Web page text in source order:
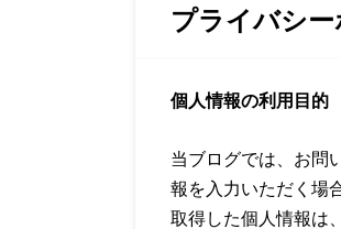
プライバシ
個人情報の利用目的
当ブログでは、お問
報を入力いただく場
取得した個人情報は